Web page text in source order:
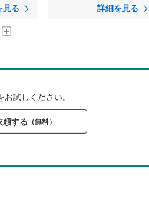
見る
詳細を見る
試しください。
頼する （無料）